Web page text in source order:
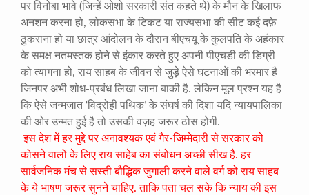
पर विनोबा भावे (जिन्हें ओशो सरकारी संत कहते थे) के मौन के खिलाफ
अनशन करना हो, लोकसभा के टिकट या राज्यसभा की सीट कई दफ़े
ठुकराना हो या छात्र आंदोलन के दौरान बीएचयू के कुलपति के अहंकार
के समक्ष नतमस्तक होने से इंकार करते हुए अपनी पीएचडी की डिग्री
को त्यागना हो, राय साहब के जीवन से जुड़े ऐसे घटनाओं की भरमार है
जिनपर अभी शोध-प्रबंध लिखा जाना बाकी है. लेकिन मूल प्रश्न यह है
कि ऐसे जन्मजात ‘विद्रोही पथिक’ के संघर्ष की दिशा यदि न्यायपालिका
की ओर उन्मत हुई है तो उसकी वज़ह जरूर ठोस होगी.
इस देश में हर मुद्दे पर अनावश्यक एवं गैर-जिम्मेदारी से सरकार को
कोसने वालों के लिए राय साहेब का संबोधन अच्छी सीख है. हर
सार्वजनिक मंच से सस्ती बौद्धिक जुगाली करने वाले वर्ग को राय साहब
के ये भाषण जरूर सुनने चाहिए. ताकि पता चल सके कि न्याय की इस